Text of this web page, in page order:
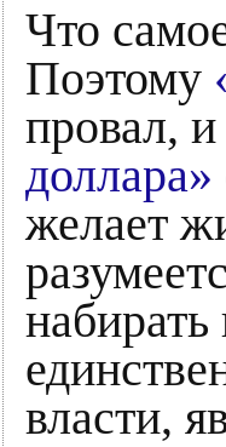
Что
Поэтому
провал,
доллара»
желает
набирать
власти,